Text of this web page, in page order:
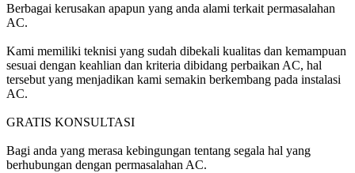
Berbagai kerusakan apapun yang anda alami terkait permasalahan
AC.
Kami memiliki teknisi yang sudah dibekali kualitas dan kemampuan
sesuai dengan keahlian dan kriteria dibidang perbaikan AC, hal
tersebut yang menjadikan kami semakin berkembang pada instalasi
AC.
GRATIS KONSULTASI
Bagi anda yang merasa kebingungan tentang segala hal yang
berhubungan dengan permasalahan AC.